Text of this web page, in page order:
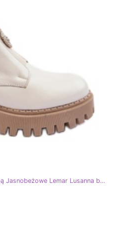
Damskie Skórzane Botki Z Ozdobą Jasnobeżowe Lemar Lusanna beżowy